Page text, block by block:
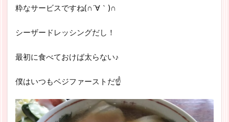
粋なサービスですね(∩´∀｀)∩
シーザードレッシングだし！
最初に食べておけば太らない♪
僕はいつもベジファーストだ☝